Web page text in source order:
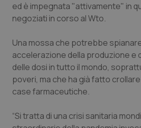
Liguria
Lombardia
Marche
Molise
Piemonte
Disturbi dell’umore
Dolore
Donna & Salute
Epatiti
HIV
ed è impegnata "attivamente" in
negoziati in corso al Wto.
Una mossa che potrebbe
accelerazione della produzione e
delle dosi in tutto il mondo,
poveri, ma che ha già fatto
case farmaceutiche.
“Si tratta di una crisi sanitaria